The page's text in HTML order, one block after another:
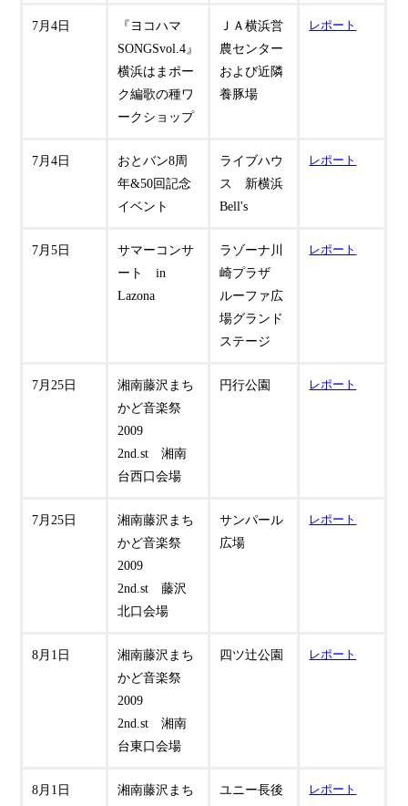
7月4日
『ヨコハマ
SONGSvol.4』
横浜はまポー
ク編歌の種ワ
ークショップ
ＪＡ横浜営
農センター
および近隣
養豚場
レポート
7月4日
おとバン8周
年&50回記念
イベント
ライブハウ
ス 新横浜
Bell's
レポート
7月5日
サマーコンサ
ート in
Lazona
ラゾーナ川
崎プラザ
ルーファ広
場グランド
ステージ
レポート
7月25日
湘南藤沢まち
かど音楽祭
2009
2nd.st 湘南
台西口会場
円行公園 レポート
7月25日
湘南藤沢まち
かど音楽祭
2009
2nd.st 藤沢
北口会場
サンパール
広場
レポート
8月1日
湘南藤沢まち
かど音楽祭
2009
2nd.st 湘南
台東口会場
四ツ辻公園 レポート
8月1日
湘南藤沢まち
ユニー長後
レポート